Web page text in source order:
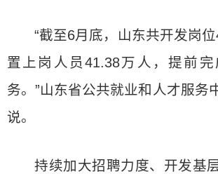
“截至6月底，山东共开发岗
置上岗人员41.38万人，提前
务。”山东省公共就业和人才服务
说。
持续加大招聘力度、开发基